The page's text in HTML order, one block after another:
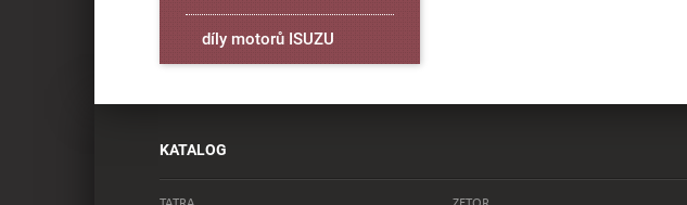
díly motorů ISUZU
KATALOG